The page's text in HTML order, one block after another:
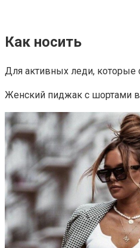
Как носить
Для активных леди, которые
Женский пиджак с шортами